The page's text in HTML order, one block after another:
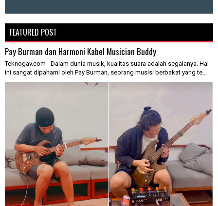
FEATURED POST
Pay Burman dan Harmoni Kabel Musician Buddy
Teknogav.com - Dalam dunia musik, kualitas suara adalah segalanya. Hal
ini sangat dipahami oleh Pay Burman, seorang musisi berbakat yang te...